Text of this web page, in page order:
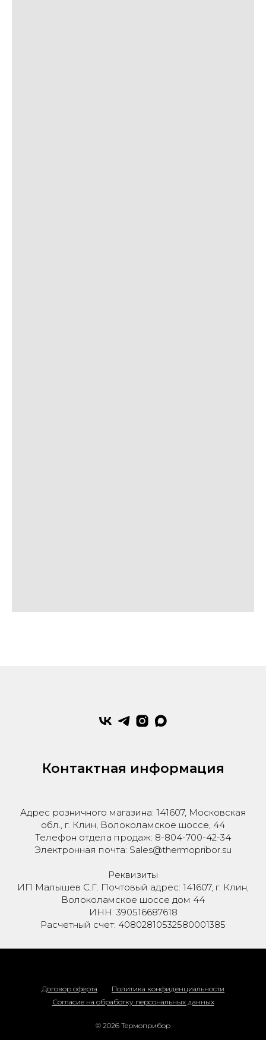
Контактная информация
Адрес розничного магазина: 141607, Московская
обл., г. Клин, Волоколамское шоссе, 44
Телефон отдела продаж: 8-804-700-42-34
Электронная почта: Sales@thermopribor.su
Реквизиты
ИП Малышев С.Г. Почтовый адрес: 141607, г. Клин,
Волоколамское шоссе дом 44
ИНН: 390516687618
Расчетный счет: 40802810532580001385
Договор оферта
Политика конфиденциальности
Согласие на обработку персональных данных
© 2026 Термоприбор